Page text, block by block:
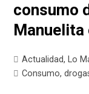
consumo
Manuelita
Actualidad, Lo
Consumo,